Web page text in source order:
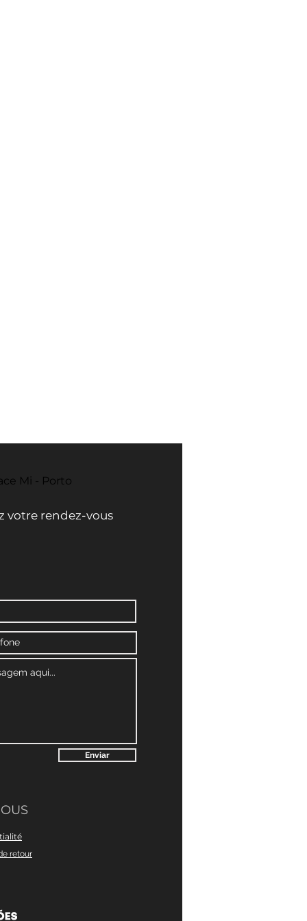
Enviar
retour
Mi - Porto
votre rendez-vous